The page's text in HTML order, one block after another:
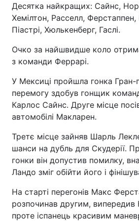
Десятка найкращих: Сайнс,
Хемілтон, Расселл, Ферстаппен,
Піастрі, Хюлькенберг, Гаслі.
Очко за найшвидше коло
з команди Феррарі.
У Мексиці пройшла гонка Гран-
перемогу здобув гонщик
Карлос Сайнс. Друге місце
автомобілі Макларен.
Третє місце зайняв Шарль
шанси на дубль для Скудерії.
гонки він допустив помилку,
Ландо зміг обійти його і
На старті перегонів Макс
розпочинав другим, випередив
проте іспанець красивим